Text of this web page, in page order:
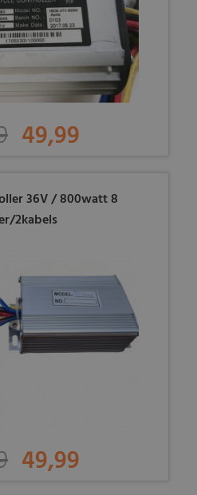
49,99
36V / 800watt 8
2kabels
49,99